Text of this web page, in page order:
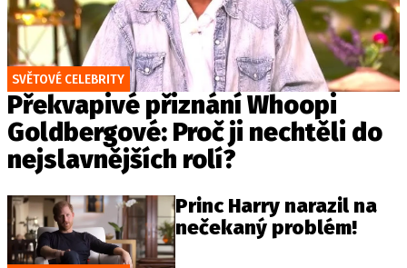
SVĚTOVÉ CELEBRITY
Překvapivé přiznání Whoopi
Goldbergové: Proč ji nechtěli do
nejslavnějších rolí?
Princ Harry narazil na
nečekaný problém!